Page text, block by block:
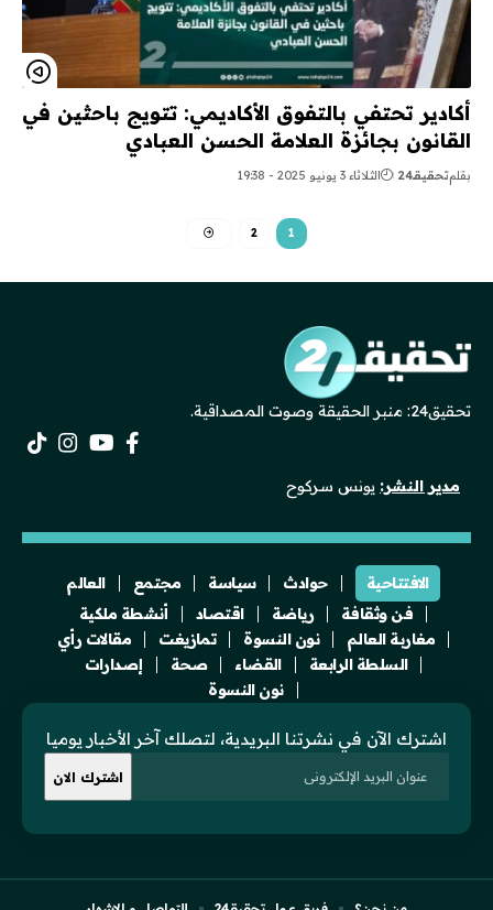
أكادير تحتفي بالتفوق الأكاديمي: تتويج باحثين في
القانون بجائزة العلامة الحسن العبادي
بقلمتحقيقـ24 الثلاثاء 3 يونيو 2025 - 19:38
1
2
تحقيق24: منبر الحقيقة وصوت المصداقية.
مدير النشر: يونس سركوح
الافتتاحية حوادث سياسة مجتمع
العالم
فن وثقافة
رياضة اقتصاد
أنشطة ملكية
مغاربة العالم
نون النسوة تمازيغت
مقالات رأي
السلطة الرابعة
القضاء صحة
إصدارات
نون النسوة
اشترك الآن في نشرتنا البريدية، لتصلك آخر الأخبار يوميا